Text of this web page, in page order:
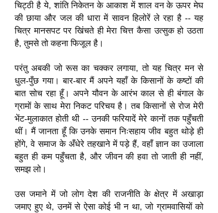
चिट्ठी है ये, शांति निकेतन के आकाश में शाल वन के ऊपर मेघ
की छाया और जल की धारा में सावन हिलोरें ले रहा है -- यह
चित्र मानसपट पर खिंचते ही मेरा चित्त कैसा उत्सुक हो उठता
है, तुमसे तो कहना फिजूल है।
परंतु अबकी जो रूस का चक्कर लगाया, तो यह चित्र मन से
धुल-पुँछ गया। बार-बार मैं अपने यहाँ के किसानों के कष्टों की
बात सोच रहा हूँ। अपने यौवन के आरंभ काल से ही बंगाल के
ग्रामों के साथ मेरा निकट परिचय है। तब किसानों से रोज मेरी
भेंट-मुलाकात होती थी -- उनकी फरियादें मेरे कानों तक पहुँचती
थीं। मैं जानता हूँ कि उनके समान निःसहाय जीव बहुत थोड़े ही
होंगे, वे समाज के अँधेरे तहखाने में पड़े हैं, वहाँ ज्ञान का उजाला
बहुत ही कम पहुँचता है, और जीवन की हवा तो जाती ही नहीं,
समझ लो।
उस जमाने में जो लोग देश की राजनीति के क्षेत्र में अखाड़ा
जमाए हुए थे, उनमें से ऐसा कोई भी न था, जो ग्रामवासियों को